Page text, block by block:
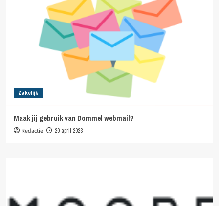
Zakelijk
Maak jij gebruik van Dommel webmail?
Redactie 20 april 2023